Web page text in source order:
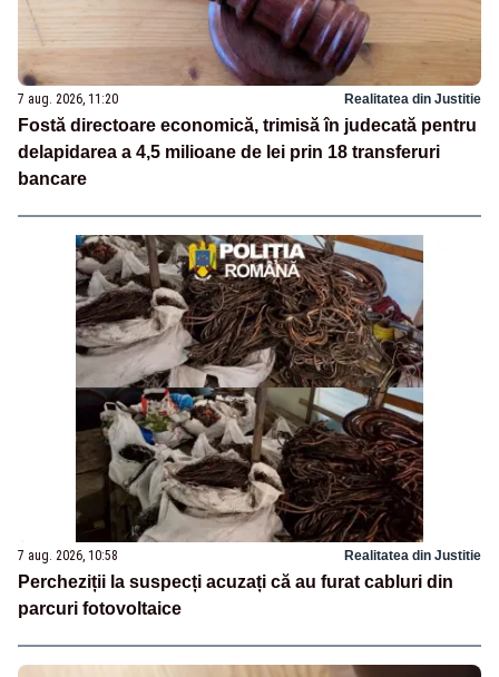
7 aug. 2026, 11:20 Realitatea din Justitie
Fostă directoare economică, trimisă în judecată pentru
delapidarea a 4,5 milioane de lei prin 18 transferuri
bancare
7 aug. 2026, 10:58 Realitatea din Justitie
Percheziții la suspecți acuzați că au furat cabluri din
parcuri fotovoltaice